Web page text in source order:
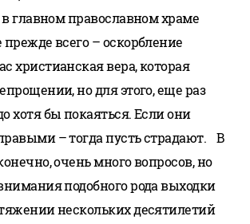
в главном православном храме
всего – оскорбление
христианская вера, которая
но для этого, еще раз
хотя бы покаяться. Если они
– тогда пусть страдают. В
очень много вопросов, но
подобного рода выходки
нескольких десятилетий